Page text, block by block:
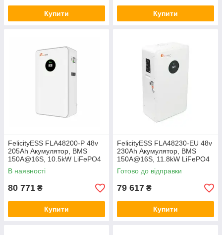
Купити Купити
FelicityESS FLA48200-P 48v
205Ah Акумулятор, BMS
150A@16S, 10.5kW LiFePO4
акумуляторна батарея літій-
залізо-фосфат, ферум
В наявності
80 771 ₴
Купити
FelicityESS FLA48230-EU 48v
230Ah Акумулятор, BMS
150A@16S, 11.8kW LiFePO4
акумуляторна батарея літій-
залізо-фосфат, ферум
Готово до відправки
79 617 ₴
Купити